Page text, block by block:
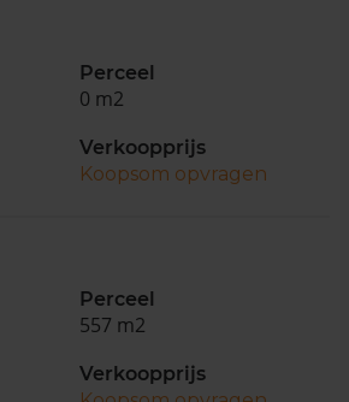
Perceel
0 m2
Verkoopprijs
Koopsom opvragen
Perceel
557 m2
Verkoopprijs